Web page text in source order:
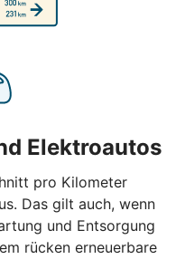
Elektroautos
pro Kilometer
Das gilt auch, wenn
und Entsorgung
rücken erneuerbare